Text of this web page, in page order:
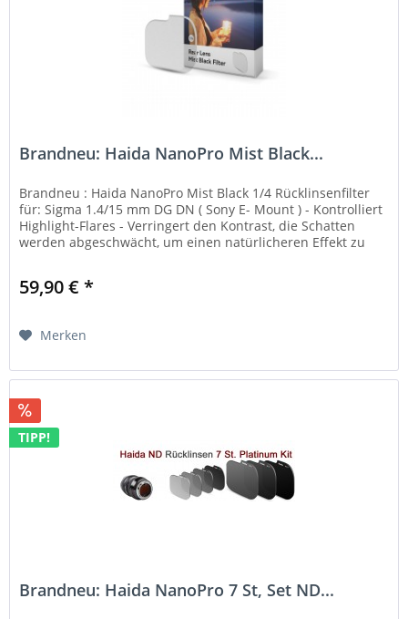
Brandneu: Haida NanoPro Mist Black...
Brandneu : Haida NanoPro Mist Black 1/4 Rücklinsenfilter
für: Sigma 1.4/15 mm DG DN ( Sony E- Mount ) - Kontrolliert
Highlight-Flares - Verringert den Kontrast, die Schatten
werden abgeschwächt, um einen natürlicheren Effekt zu
59,90 € *
Merken
TIPP!
Brandneu: Haida NanoPro 7 St, Set ND...